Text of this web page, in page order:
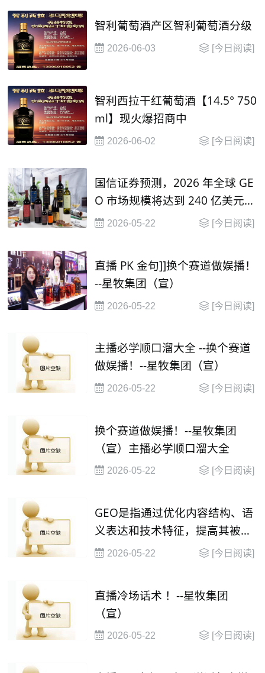
智利葡萄酒产区智利葡萄酒分级
2026-06-03 [今日阅读]
智利西拉干红葡萄酒【14.5° 750
ml】现火爆招商中
2026-06-02 [今日阅读]
国信证券预测，2026 年全球 GE
O 市场规模将达到 240 亿美元，
并在2030年有望达到 1000 亿美
2026-05-22 [今日阅读]
直播 PK 金句]]换个赛道做娱播！
--星牧集团（宣）
2026-05-22 [今日阅读]
主播必学顺口溜大全 --换个赛道
做娱播！--星牧集团（宣）
2026-05-22 [今日阅读]
换个赛道做娱播！--星牧集团
（宣）主播必学顺口溜大全
2026-05-22 [今日阅读]
GEO是指通过优化内容结构、语
义表达和技术特征，提高其被大
语言模型（
2026-05-22 [今日阅读]
直播冷场话术 ！--星牧集团
（宣）
2026-05-22 [今日阅读]